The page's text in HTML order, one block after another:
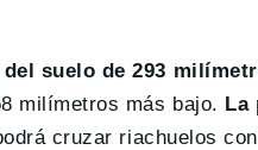
suelo de 293
milímetros más bajo. La
cruzar riachuelos